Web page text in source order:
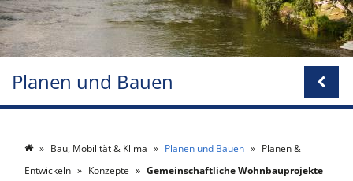
Planen und Bauen
Bau, Mobilität & Klima Planen und Bauen
Planen &
Entwickeln
Konzepte Gemeinschaftliche Wohnbauprojekte